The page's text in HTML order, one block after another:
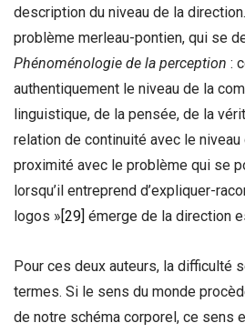
description du niveau de la
problème merleau-pontien, qui se
Phénoménologie de la perception :
authentiquement le niveau de la
linguistique, de la pensée, de la
relation de continuité avec le
proximité avec le problème qui se
lorsqu’il entreprend d’expliquer-
logos »[29] émerge de la direction
Pour ces deux auteurs, la difficulté
termes. Si le sens du monde
de notre schéma corporel, ce sens